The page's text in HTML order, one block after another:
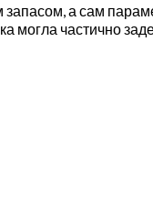
а сам
могла частично